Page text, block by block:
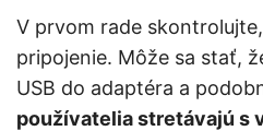
V prvom rade
pripojenie. Môže sa stať,
USB do adaptéra a
používatelia stretávajú s